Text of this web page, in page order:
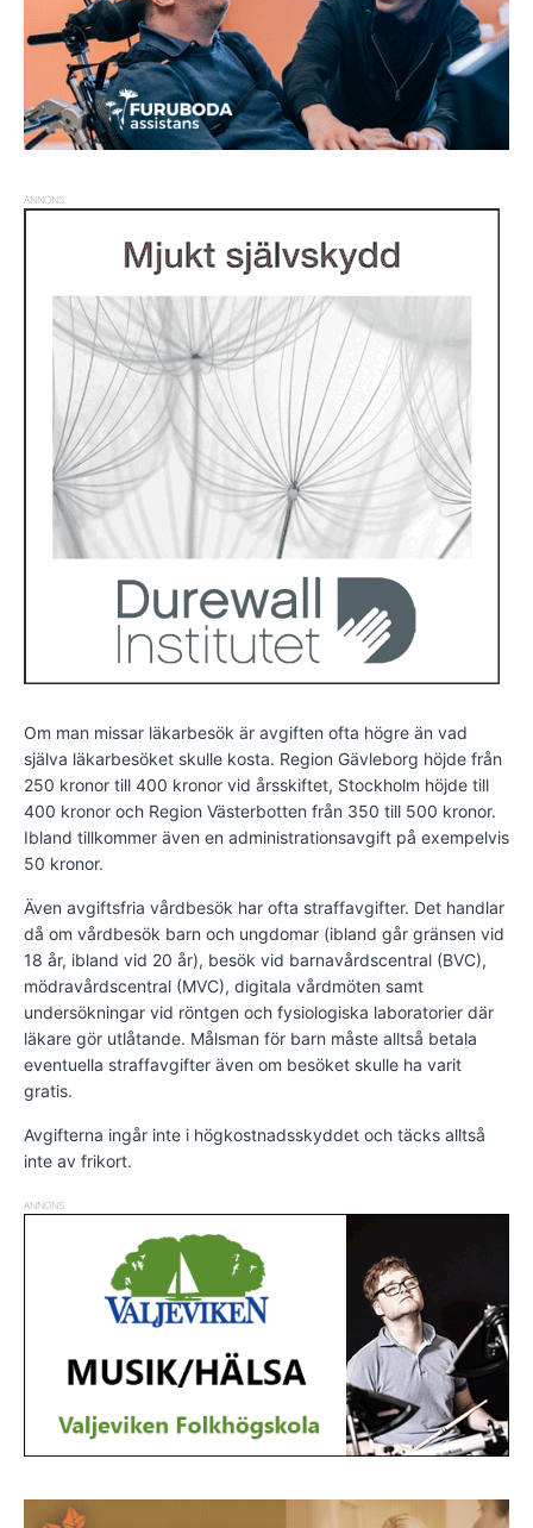
ANNONS
Om man missar läkarbesök är avgiften ofta högre än vad
själva läkarbesöket skulle kosta. Region Gävleborg höjde från
250 kronor till 400 kronor vid årsskiftet, Stockholm höjde till
400 kronor och Region Västerbotten från 350 till 500 kronor.
Ibland tillkommer även en administrationsavgift på exempelvis
50 kronor.
Även avgiftsfria vårdbesök har ofta straffavgifter. Det handlar
då om vårdbesök barn och ungdomar (ibland går gränsen vid
18 år, ibland vid 20 år), besök vid barnavårdscentral (BVC),
mödravårdscentral (MVC), digitala vårdmöten samt
undersökningar vid röntgen och fysiologiska laboratorier där
läkare gör utlåtande. Målsman för barn måste alltså betala
eventuella straffavgifter även om besöket skulle ha varit
gratis.
Avgifterna ingår inte i högkostnadsskyddet och täcks alltså
inte av frikort.
ANNONS